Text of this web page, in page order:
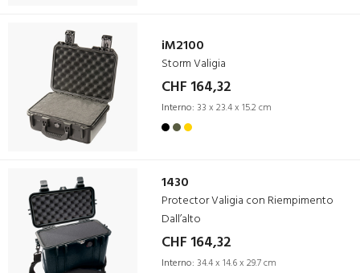
iM2100
Storm Valigia
CHF 164,32
Interno: 33 x 23.4 x 15.2 cm
1430
Protector Valigia con Riempimento
Dall’alto
CHF 164,32
Interno: 34.4 x 14.6 x 29.7 cm